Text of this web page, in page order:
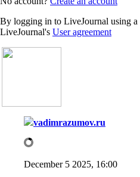
By logging in to LiveJournal using
LiveJournal's User agreement
vadimrazumov.ru
December 5 2025, 16:00